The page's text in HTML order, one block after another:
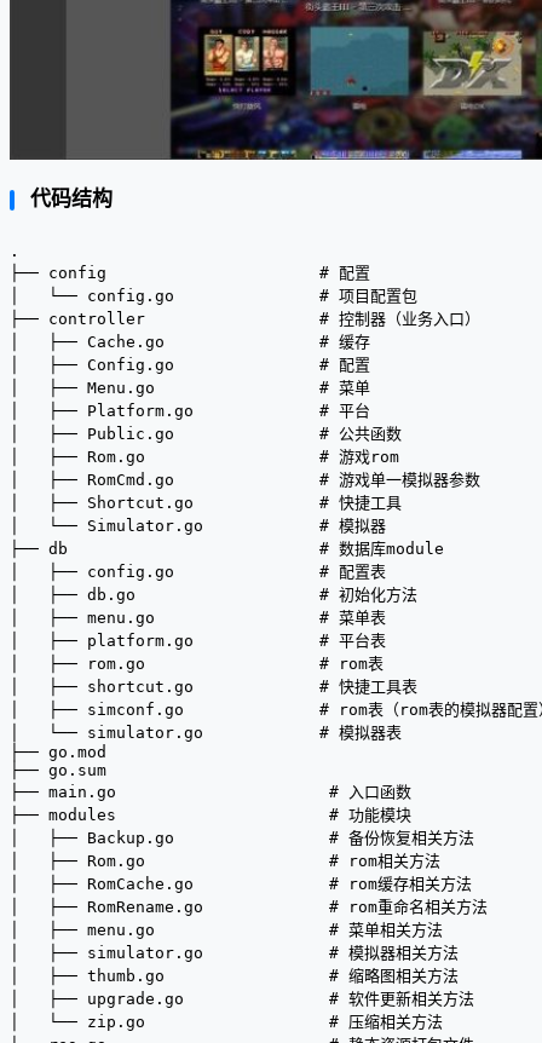
代码结构
.
├── config                      # 配置
│   └── config.go               # 项目配置包
├── controller                  # 控制器（业务入口）
│   ├── Cache.go                # 缓存
│   ├── Config.go               # 配置
│   ├── Menu.go                 # 菜单
│   ├── Platform.go             # 平台
│   ├── Public.go               # 公共函数
│   ├── Rom.go                  # 游戏rom
│   ├── RomCmd.go               # 游戏单一模拟器参数
│   ├── Shortcut.go             # 快捷工具
│   └── Simulator.go            # 模拟器
├── db                          # 数据库module
│   ├── config.go               # 配置表
│   ├── db.go                   # 初始化方法
│   ├── menu.go                 # 菜单表
│   ├── platform.go             # 平台表
│   ├── rom.go                  # rom表
│   ├── shortcut.go             # 快捷工具表
│   ├── simconf.go              # rom表（rom表的模拟器配置
│   └── simulator.go            # 模拟器表
├── go.mod
├── go.sum
├── main.go                      # 入口函数
├── modules                      # 功能模块
│   ├── Backup.go                # 备份恢复相关方法
│   ├── Rom.go                   # rom相关方法
│   ├── RomCache.go              # rom缓存相关方法
│   ├── RomRename.go             # rom重命名相关方法
│   ├── menu.go                  # 菜单相关方法
│   ├── simulator.go             # 模拟器相关方法
│   ├── thumb.go                 # 缩略图相关方法
│   ├── upgrade.go               # 软件更新相关方法
│   └── zip.go                   # 压缩相关方法